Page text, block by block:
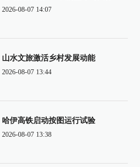
2026-08-07 14:07
山水文旅激活乡村发展动能
2026-08-07 13:44
哈伊高铁启动按图运行试验
2026-08-07 13:38